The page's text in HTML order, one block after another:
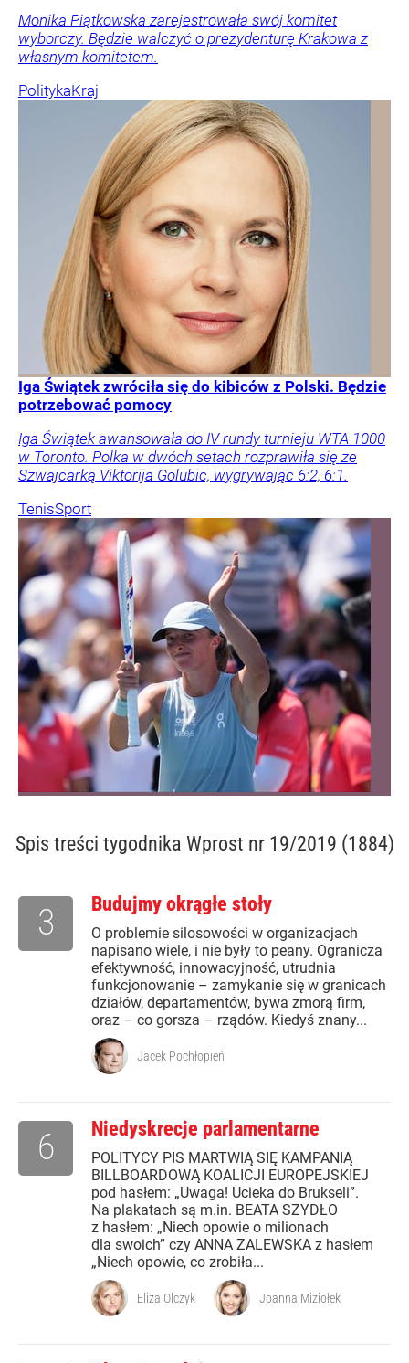
Monika Piątkowska zarejestrowała swój komitet
wyborczy. Będzie walczyć o prezydenturę Krakowa z
własnym komitetem.
PolitykaKraj
Iga Świątek zwróciła się do kibiców z Polski. Będzie
potrzebować pomocy
Iga Świątek awansowała do IV rundy turnieju WTA 1000
w Toronto. Polka w dwóch setach rozprawiła się ze
Szwajcarką Viktorija Golubic, wygrywając 6:2, 6:1.
TenisSport
Spis treści tygodnika Wprost nr 19/2019 (1884)
Budujmy okrągłe stoły
O problemie silosowości w organizacjach
napisano wiele, i nie były to peany. Ogranicza
efektywność, innowacyjność, utrudnia
funkcjonowanie – zamykanie się w granicach
działów, departamentów, bywa zmorą firm,
oraz – co gorsza – rządów. Kiedyś znany...
3
Jacek Pochłopień
Niedyskrecje parlamentarne
POLITYCY PIS MARTWIĄ SIĘ KAMPANIĄ
BILLBOARDOWĄ KOALICJI EUROPEJSKIEJ
pod hasłem: „Uwaga! Ucieka do Brukseli”.
Na plakatach są m.in. BEATA SZYDŁO
z hasłem: „Niech opowie o milionach
dla swoich” czy ANNA ZALEWSKA z hasłem
„Niech opowie, co zrobiła...
6
Eliza Olczyk Joanna Miziołek